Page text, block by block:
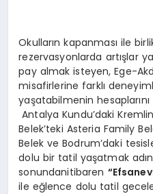
Okulların kapanması ile
rezervasyonlarda artışlar
pay almak isteyen, Ege-
misafirlerine farklı
yaşatabilmenin hesaplarını
Antalya Kundu’daki
Belek’teki Asteria Family
Belek ve Bodrum’daki
dolu bir tatil yaşatmak
sonundanitibaren
ile eğlence dolu tatil